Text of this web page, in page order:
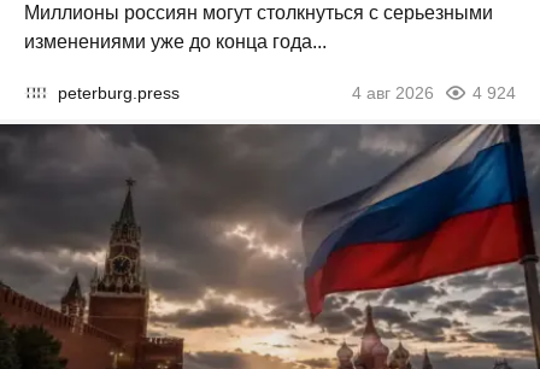
Миллионы россиян могут столкнуться с серьезными
изменениями уже до конца года...
peterburg.press 4 авг 2026 4 924